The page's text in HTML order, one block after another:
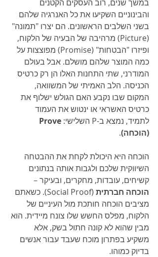
במשך שנים, רוב העסקים הקטנים
והבינוניים השקיעו את כל האנרגיה שלהם
בשני השלבים הראשונים. הם יצרו "תמונה"
(Picture) מרהיבה של הבעיה של הלקוח,
ופיזרו "הבטחות" (Promise) מפוצצות על
כמה המוצר שלהם מושלם. אבל בעולם
המודרני, שתי התחנות האלו הן רק כרטיס
הכניסה. הלב האמיתי של המשוואה,
המקום שבו נקבע האם הגולש ישלוף את
כרטיס האשראי או ינטוש את העמוד
לתמיד, נמצא ב-P השלישי:
(הוכחה).
הוכחה היא היכולת לקחת את ההבטחה
השיווקית שלכם ולגבות אותה בנתונים
קשיחים, עובדות, מחקרים, ובעיקר –
הוכחה חברתית
(Social Proof). כשאתם
מציבים הוכחה חותכת מול העיניים של
הלקוח, מפלס החשש שלו צונח מיידית. הוא
מבין שהוא לא קונה חתול בשק, אלא
משקיע בפתרון מוכח שעבד עבור אנשים
בדיוק כמוהו.